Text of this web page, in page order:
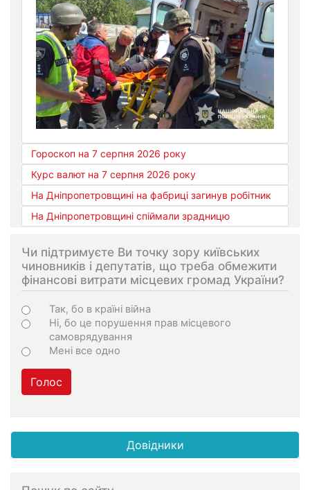
Гороскоп на 7 серпня 2026 року
Курс валют на 7 серпня 2026 року
На Дніпропетровщині на фабриці загинув робітник
На Дніпропетровщині спіймали зрадницю
Чи підтримуєте Ви точку зору київських
чиновників і депутатів, що треба обмежити
фінансові витрати місцевих громад України?
Варіанти
Так, бо в країні війна
Ні, бо це порушення прав місцевого
самоврядування
Мені все одно
Голос
Довідники